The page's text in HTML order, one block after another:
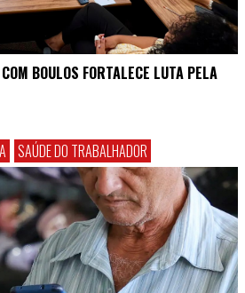
BOULOS FORTALECE LUTA PELA
SAÚDE DO TRABALHADOR